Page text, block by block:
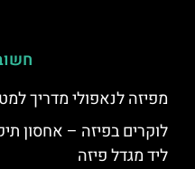
מפיזה לנאפולי מדריך
לוקרים בפיזה – אחסון
ליד מגדל פיזה